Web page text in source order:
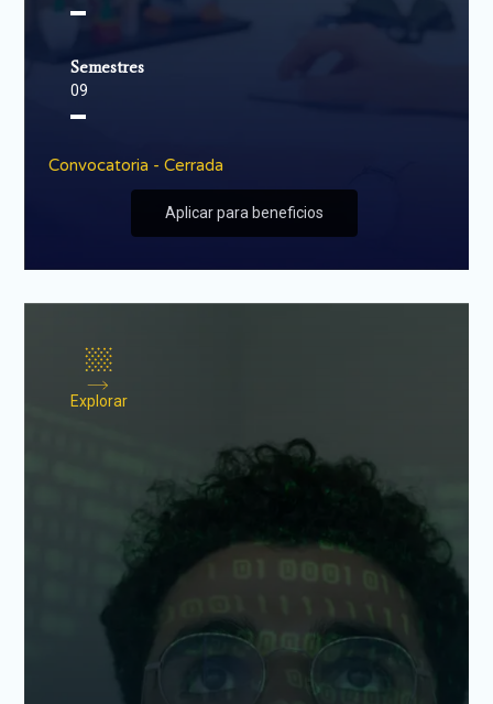
▬
Semestres
09
▬
Convocatoria - Cerrada
Aplicar para beneficios
Explorar